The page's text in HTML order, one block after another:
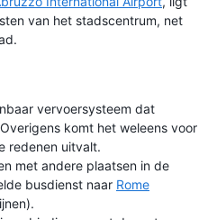
van het stadscentrum, net
vervoersysteem dat
komt het weleens voor
redenen uitvalt.
met andere plaatsen in de
busdienst naar Rome